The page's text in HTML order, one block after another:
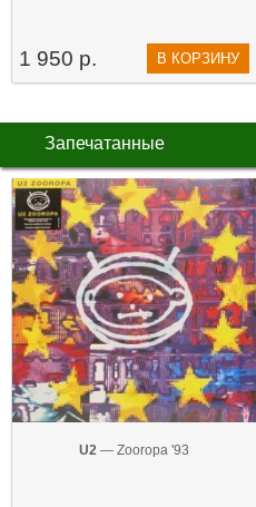
1 950 р. В КОРЗИНУ
Запечатанные
U2 — Zooropa '93